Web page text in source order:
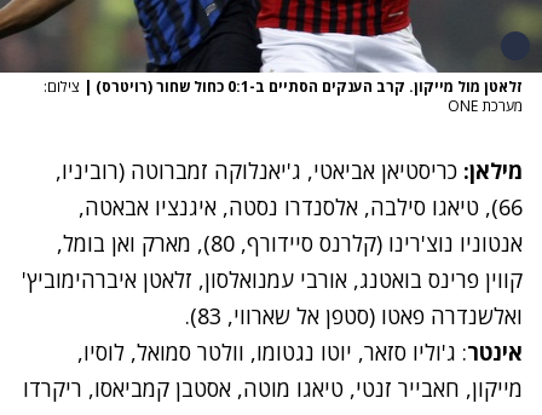
זלאטן מול מייקון. קרב הענקים הסתיים ב-0:1 כחול שחור (רויטרס) | צילום:
מערכת ONE
מילאן: כריסטיאן אביאטי, ג'יאנלוקה זמברוטה (רוביניו,
66), טיאגו סילבה, אלסנדרו נסטה, איגנציו אבאטה,
אנטוניו נוצ'רינו (קלרנס סיידורף, 80), מארק ואן בומל,
קווין פרינס בואטנג, אורבי עמנואלסון, זלאטן איברהימוביץ'
ואלשנדרה פאטו (סטפן אל שארווי, 83).
אינטר: ג'וליו סזאר, יוטו נגטומו, וולטר סמואל, לוסיו,
מייקון, חאבייר זנטי, טיאגו מוטה, אסטבן קמביאסו, ריקרדו